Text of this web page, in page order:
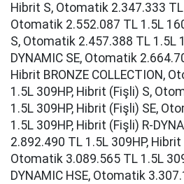
Hibrit S, Otomatik 2.347.333 TL
Otomatik 2.552.087 TL 1.5L
S, Otomatik 2.457.388 TL 1.5L
DYNAMIC SE, Otomatik
Hibrit BRONZE COLLECTION,
1.5L 309HP, Hibrit (Fişli) S,
1.5L 309HP, Hibrit (Fişli) SE,
1.5L 309HP, Hibrit (Fişli) R-
2.892.490 TL 1.5L 309HP, Hibrit
Otomatik 3.089.565 TL 1.5L
DYNAMIC HSE, Otomatik